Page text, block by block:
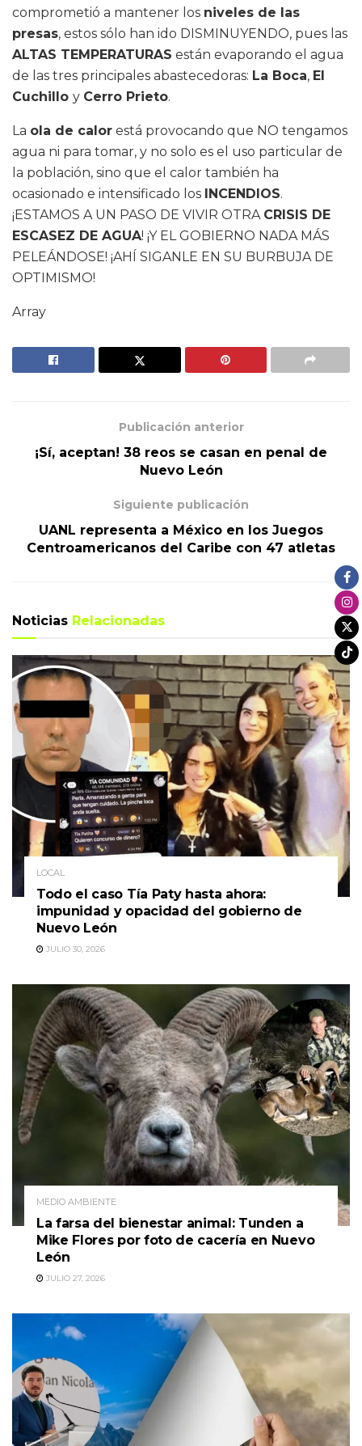
comprometió a mantener los niveles de las
presas, estos sólo han ido DISMINUYENDO, pues las
ALTAS TEMPERATURAS están evaporando el agua
de las tres principales abastecedoras: La Boca, El
Cuchillo y Cerro Prieto.
La ola de calor está provocando que NO tengamos
agua ni para tomar, y no solo es el uso particular de
la población, sino que el calor también ha
ocasionado e intensificado los INCENDIOS.
¡ESTAMOS A UN PASO DE VIVIR OTRA CRISIS DE
ESCASEZ DE AGUA! ¡Y EL GOBIERNO NADA MÁS
PELEÁNDOSE! ¡AHÍ SIGANLE EN SU BURBUJA DE
OPTIMISMO!
Array
Publicación anterior
¡Sí, aceptan! 38 reos se casan en penal de
Nuevo León
Siguiente publicación
UANL representa a México en los Juegos
Centroamericanos del Caribe con 47 atletas
Noticias Relacionadas
LOCAL
Todo el caso Tía Paty hasta ahora:
impunidad y opacidad del gobierno de
Nuevo León
JULIO 30, 2026
MEDIO AMBIENTE
La farsa del bienestar animal: Tunden a
Mike Flores por foto de cacería en Nuevo
León
JULIO 27, 2026